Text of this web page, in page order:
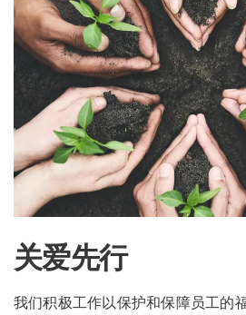
关爱先行
我们积极工作以保护和保障员工的